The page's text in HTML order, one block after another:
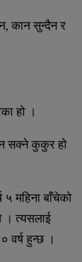
कान सुन्दैन र
हो ।
सक्ने कुकुर हो
महिना बाँचेको
। त्यसलाई
वर्ष हुन्छ ।